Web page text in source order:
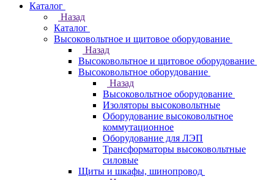
Каталог
Назад
Каталог
Высоковольтное и щитовое оборудование
Назад
Высоковольтное и щитовое оборудование
Высоковольтное оборудование
Назад
Высоковольтное оборудование
Изоляторы высоковольтные
Оборудование высоковольтное
коммутационное
Оборудование для ЛЭП
Трансформаторы высоковольтные
силовые
Щиты и шкафы, шинопровод